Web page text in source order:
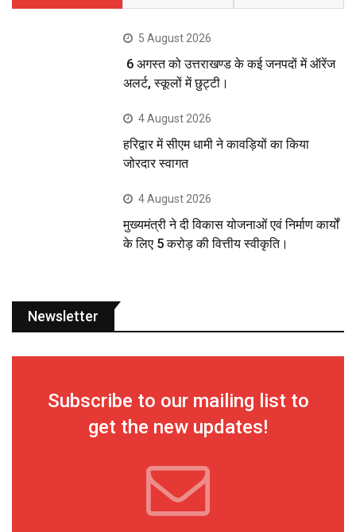
5 August 2026
6 अगस्त को उत्तराखण्ड के कई जनपदों में ऑरेंज
अलर्ट, स्कूलों में छुट्टी।
4 August 2026
हरिद्वार में सीएम धामी ने कावड़ियों का किया
जोरदार स्वागत
4 August 2026
मुख्यमंत्री ने दी विकास योजनाओं एवं निर्माण कार्यों
के लिए 5 करोड़ की वित्तीय स्वीकृति।
Newsletter
Subscribe to our mailing list to
get the new updates!